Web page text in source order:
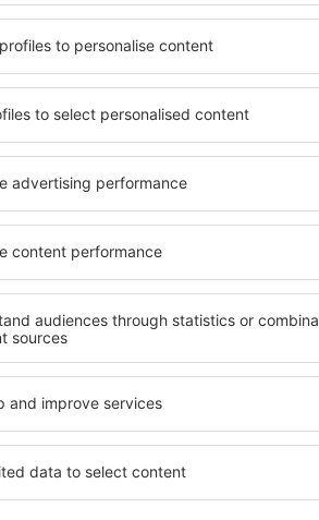
Generelt:
Hotellbase:
Innsjekking:
2.4